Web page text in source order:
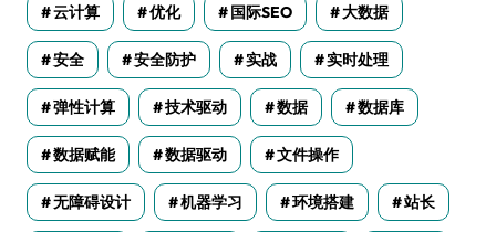
云计算 优化 国际SEO 大数据
安全 安全防护 实战 实时处理
弹性计算 技术驱动 数据 数据库
数据赋能 数据驱动 文件操作
无障碍设计 机器学习 环境搭建 站长